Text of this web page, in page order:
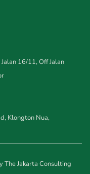
16/11, Off Jalan
Klongton Nua,
Jakarta Consulting